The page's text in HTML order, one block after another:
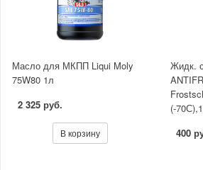
Масло для МКПП Liqui Moly
75W80 1л
2 325 руб.
В корзину
Жидк.
(-
400